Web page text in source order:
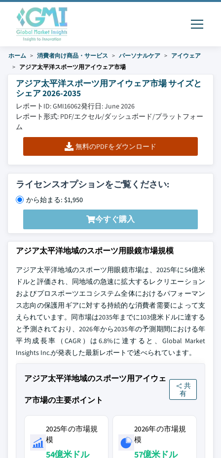
ホーム 消費者向け商品・サービス パーソナルケア
アイウェア
アジア太平洋スポーツ用アイウェア市場
アジア太平洋スポーツ用アイウェア市場 サイズと
シェア 2026-2035
レポートID: GMI16062発行日: June 2026
レポート形式: PDF/エクセル/ダッシュボード/プラットフォー
ム
無料のPDFをダウンロード
ライセンスオプションをご覧ください:
から始まる: $1,950
今すぐ購入
アジア太平洋地域のスポーツ用眼鏡市場規模
アジア太平洋地域のスポーツ用眼鏡市場は、2025年に54億米
ドルと評価され、同地域の急速に拡大するレクリエーション
およびプロスポーツエコシステム全体におけるパフォーマン
ス志向の保護用ギアに対する持続的な消費者需要によって支
えられています。同市場は2035年までに103億米ドルに達する
と予測されており、2026年から2035年の予測期間における年
平均成長率（CAGR）は6.8%に達すると、Global Market
Insights Inc.が発表した最新レポートで述べられています。
アジア太平洋地域のスポーツ用アイウェ
ア市場の主要ポイント
共
有
2025年の市場規
模
54億米ドル
2026年の市場規
模
57億米ドル